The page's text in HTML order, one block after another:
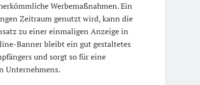
Werbemaßnahmen. Ein
Zeitraum genutzt wird, kann die
zu einer einmaligen Anzeige in
Banner bleibt ein gut gestaltetes
und sorgt so für eine
Unternehmens.